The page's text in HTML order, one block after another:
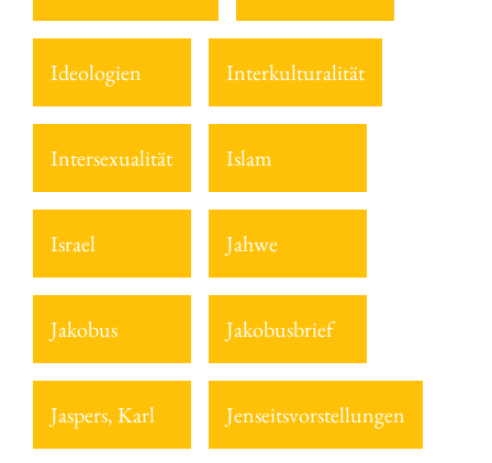
Ideologien Interkulturalität
Intersexualität Islam
Israel Jahwe
Jakobus Jakobusbrief
Jaspers, Karl Jenseitsvorstellungen